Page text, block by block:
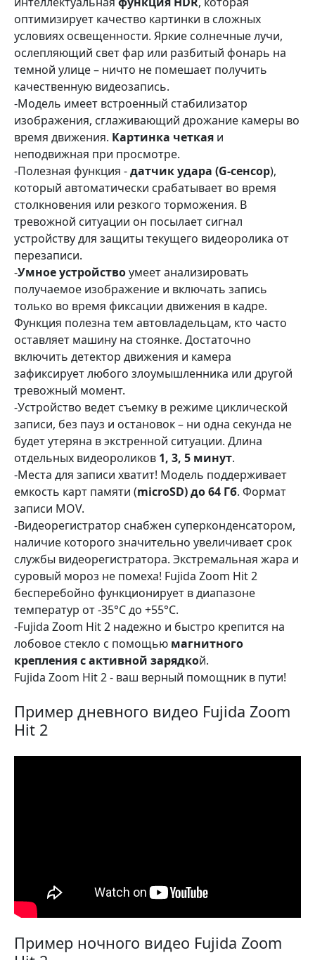
оптимизирует качество картинки в сложных
условиях освещенности. Яркие солнечные лучи,
ослепляющий свет фар или разбитый фонарь на
темной улице – ничто не помешает получить
качественную видеозапись.
-Модель имеет встроенный стабилизатор
изображения, сглаживающий дрожание камеры во
время движения. Картинка четкая и
неподвижная при просмотре.
-Полезная функция -датчик удара (G-сенсор),
который автоматически срабатывает во время
столкновения или резкого торможения. В
тревожной ситуации он посылает сигнал
устройству для защиты текущего видеоролика от
перезаписи.
-Умное устройствоумеет анализировать
получаемое изображение и включать запись
только во время фиксации движения в кадре.
Функция полезна тем автовладельцам, кто часто
оставляет машину на стоянке. Достаточно
включить детектор движения и камера
зафиксирует любого злоумышленника или другой
тревожный момент.
-Устройство ведет съемку в режиме циклической
записи, без пауз и остановок – ни одна секунда не
будет утеряна в экстренной ситуации. Длина
отдельных видеороликов 1, 3, 5 минут.
-Места для записи хватит! Модель поддерживает
емкость карт памяти (microSD) до 64 Гб. Формат
записи МOV.
-Видеорегистратор снабжен суперконденсатором,
наличие которого значительно увеличивает срок
службы видеорегистратора. Экстремальная жара и
суровый мороз не помеха! Fujida Zoom Hit 2
бесперебойно функционирует в диапазоне
температур от -35°С до +55°С.
-Fujida Zoom Hit 2 надежно и быстро крепится на
лобовое стекло с помощью магнитного
крепления с активной зарядкой.
Fujida Zoom Hit 2 - ваш верный помощник в пути!
Пример дневного видео Fujida Zoom
Hit 2
Пример ночного видео Fujida Zoom